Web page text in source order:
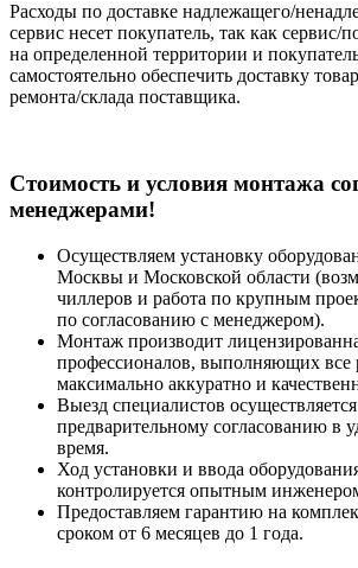
Расходы по доставке надлежащего/
сервис несет покупатель, так как сервис/
на определенной территории и
самостоятельно обеспечить доставку
ремонта/склада поставщика.
Cтоимость и условия монтажа
менеджерами!
Осуществляем установку
Москвы и Московской области
чиллеров и работа по крупным
по согласованию с менеджером).
Монтаж производит
профессионалов, выполняющих все
максимально аккуратно и
Выезд специалистов
предварительному согласованию в
время.
Ход установки и ввода
контролируется опытным
Предоставляем гарантию на
сроком от 6 месяцев до 1 года.